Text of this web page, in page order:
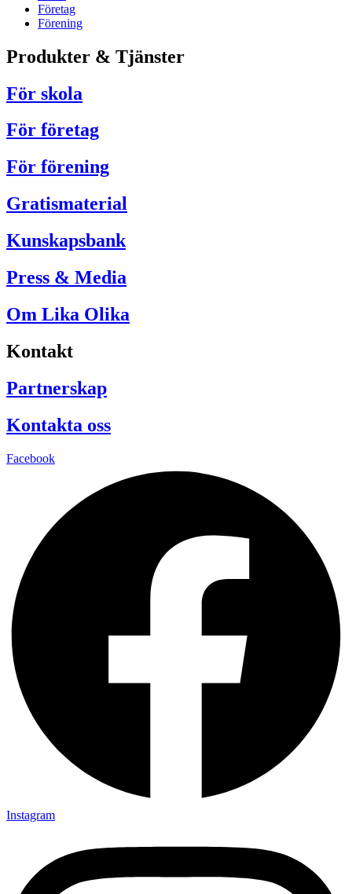
Företag
Förening
Produkter & Tjänster
För skola
För företag
För förening
Gratismaterial
Kunskapsbank
Press & Media
Om Lika Olika
Kontakt
Partnerskap
Kontakta oss
Facebook
Instagram